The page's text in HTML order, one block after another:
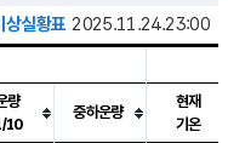
상실황표 2025.11.24.23:00
량
10
중하운량
현재
기온